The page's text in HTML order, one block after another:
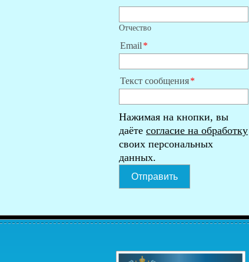
Отчество
Email
Текст сообщения
Нажимая на кнопки, вы
даёте согласие на обработку
своих персональных
данных.
Отправить